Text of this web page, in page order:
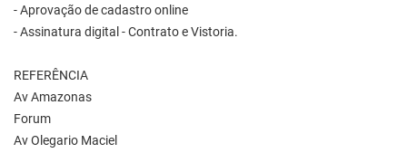
- Aprovação de cadastro online
- Assinatura digital - Contrato e Vistoria.
REFERÊNCIA
Av Amazonas
Forum
Av Olegario Maciel